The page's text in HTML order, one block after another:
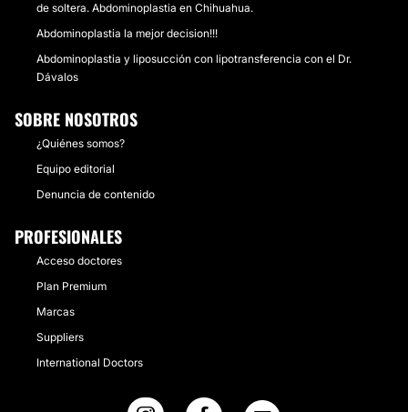
de soltera. Abdominoplastia en Chihuahua.
Abdominoplastia la mejor decision!!!
Abdominoplastia y liposucción con lipotransferencia con el Dr.
Dávalos
SOBRE NOSOTROS
¿Quiénes somos?
Equipo editorial
Denuncia de contenido
PROFESIONALES
Acceso doctores
Plan Premium
Marcas
Suppliers
International Doctors